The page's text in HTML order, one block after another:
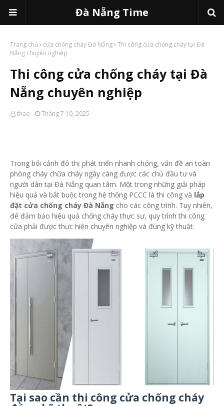
Đà Nẵng Time
Trang chủ cửa chống cháy Đà Nẵng Thi công cửa chống cháy tại Đà
Nẵng chuyên nghiệp
Thi công cửa chống cháy tại Đà
Nẵng chuyên nghiệp
thao Tháng 7 10, 2025
Trong bối cảnh đô thị phát triển nhanh chóng, vấn đề an toàn
phòng cháy chữa cháy ngày càng được các chủ đầu tư và
người dân tại Đà Nẵng quan tâm. Một trong những giải pháp
hiệu quả và bắt buộc trong hệ thống PCCC là thi công và lắp
đặt cửa chống cháy Đà Nẵng cho các công trình. Tuy nhiên,
để đảm bảo hiệu quả chống cháy thực sự, quy trình thi công
cửa phải được thực hiện chuyên nghiệp và đúng kỹ thuật.
Tại sao cần thi công cửa chống cháy